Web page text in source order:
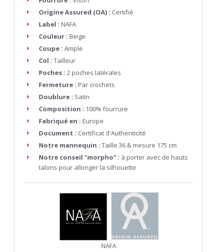
Origine Assured (OA) : Certifié
Label : NAFA
Couleur : Beige
Coupe : Ample
Col : Tailleur
Poches : 2 poches latérales
Fermeture : Par crochets
Doublure : Satin
Composition : 100% fourrure
Fabriqué en : Europe
Document : Certificat d'Authenticité
Notre mannequin : Taille 36 & mesure 175 cm
Notre conseil "morpho" : à porter avec de hauts
talons pour allonger la silhouette
NAFA